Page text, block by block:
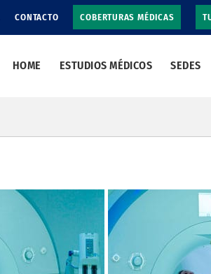
CONTACTO COBERTURAS MÉDICAS
HOME ESTUDIOS MÉDICOS SEDES